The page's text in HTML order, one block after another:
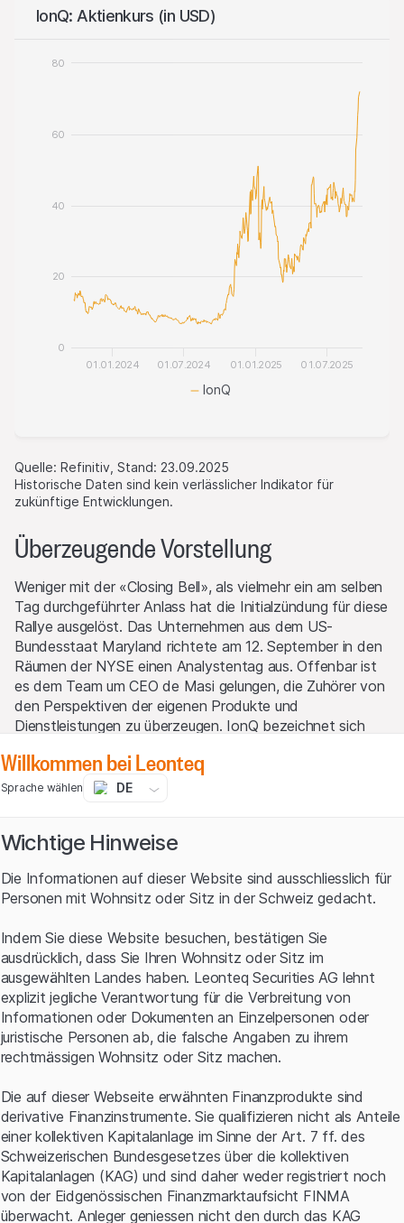
IonQ: Aktienkurs (in USD)
IonQ
01.01.2024 01.07.2024 01.01.2025 01.07.2025
0
20
40
60
80
Quelle: Refinitiv, Stand: 23.09.2025
Historische Daten sind kein verlässlicher Indikator für
zukünftige Entwicklungen.
Überzeugende Vorstellung
Weniger mit der «Closing Bell», als vielmehr ein am selben
Tag durchgeführter Anlass hat die Initialzündung für diese
Rallye ausgelöst. Das Unternehmen aus dem US-
Bundesstaat Maryland richtete am 12. September in den
Räumen der NYSE einen Analystentag aus. Offenbar ist
es dem Team um CEO de Masi gelungen, die Zuhörer von
den Perspektiven der eigenen Produkte und
Dienstleistungen zu überzeugen. IonQ bezeichnet sich
Computing. Das Unternehmen schreibt sich auf die
Fahnen, besonders leistungsstarke, kostengünstige und
Mal grösser ist, als das leistungsstärkste Quantum-
Reif für die Insel
Während es sich hier noch um den Prototyp handelt, hat
IonQ bereits Computer im Markt, die bei bekannten
Unternehmen zum Einsatz kommen. Unter anderem
zählen die Cloud-Sparte von Amazon.com, der
Pharmariese AstraZeneca oder der Halbleiterriese Nvidia
zu den Kunden und Partnern. Zum Ausdruck kommt der
Erfolg auch in den nackten Zahlen. Für 2025 peilt IonQ
an. Sollte das Unternehmen die Mitte dieser Spanne
erreichen, würden sich die Erlöse gegenüber der
Vorperiode mehr als verdoppeln (siehe Grafik). Neben der
technologischen Innovationskraft sind Übernahmen
fester Bestandteil der Strategie. Am Tag des Auftritts an
der NYSE hat IonQ in Grossbritannien grünes Licht für die
Willkommen bei Leonteq
Sprache wählen DE
Wichtige Hinweise
Die Informationen auf dieser Website sind ausschliesslich für
Personen mit Wohnsitz oder Sitz in der Schweiz gedacht.
Indem Sie diese Website besuchen, bestätigen Sie
ausdrücklich, dass Sie Ihren Wohnsitz oder Sitz im
ausgewählten Landes haben. Leonteq Securities AG lehnt
explizit jegliche Verantwortung für die Verbreitung von
Informationen oder Dokumenten an Einzelpersonen oder
juristische Personen ab, die falsche Angaben zu ihrem
rechtmässigen Wohnsitz oder Sitz machen.
Die auf dieser Webseite erwähnten Finanzprodukte sind
derivative Finanzinstrumente. Sie qualifizieren nicht als Anteile
einer kollektiven Kapitalanlage im Sinne der Art. 7 ff. des
Schweizerischen Bundesgesetzes über die kollektiven
Kapitalanlagen (KAG) und sind daher weder registriert noch
von der Eidgenössischen Finanzmarktaufsicht FINMA
überwacht. Anleger geniessen nicht den durch das KAG